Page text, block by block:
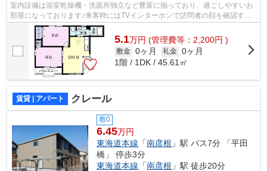
室内設備は浴室乾燥機・洗面所独立など豊富に揃っており、過ごしやすいお
部屋になっております♪来客時にはTVインターホンで訪問者の顔を確認する
ことができます♪専有面積は45.61平米♪...
5.1万円 (管理費等：2,200円 )
敷金 0ヶ月 礼金 0ヶ月
1階 / 1DK / 45.61㎡
賃貸 | アパート クレール
敷0
6.45万円
東海道本線 「南彦根 」駅 バス7分 「平田
橋」 停歩3分
東海道本線 「南彦根 」駅 徒歩20分